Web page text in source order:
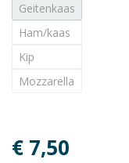
Geitenkaas
Ham/kaas
Kip
Mozzarella
€ 7,50